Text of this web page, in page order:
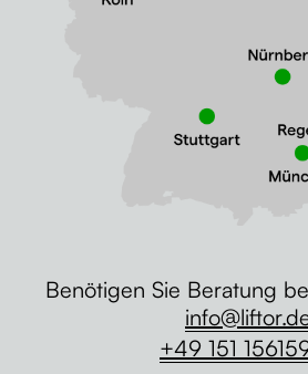
Benötigen Sie Beratung
+49 151